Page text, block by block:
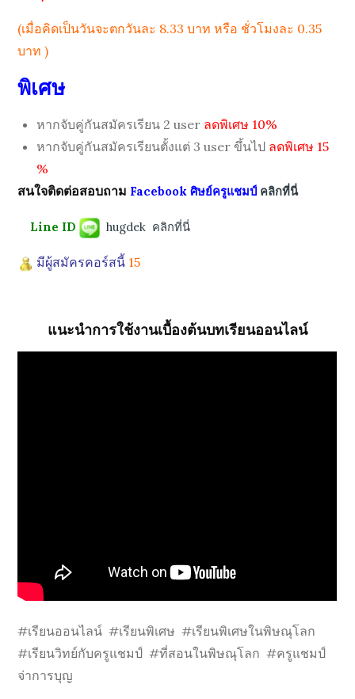
(เมื่อคิดเป็นวันจะตกวันละ 8.33 บาท หรือ ชั่วโมงละ 0.35
บาท )
พิเศษ
หากจับคู่กันสมัครเรียน 2 user ลดพิเศษ 10%
หากจับคู่กันสมัครเรียนตั้งแต่ 3 user ขึ้นไป ลดพิเศษ 15
%
สนใจติดต่อสอบถาม Facebook ศิษย์ครูแชมป์ คลิกที่นี่
Line ID hugdek คลิกที่นี่
มีผู้สมัครคอร์สนี้ 15
แนะนำการใช้งานเบื้องต้นบทเรียนออนไลน์
#เรียนออนไลน์ #เรียนพิเศษ #เรียนพิเศษในพิษณุโลก
#เรียนวิทย์กับครูแชมป์ #ที่สอนในพิษณุโลก #ครูแชมป์
จ่าการบุญ